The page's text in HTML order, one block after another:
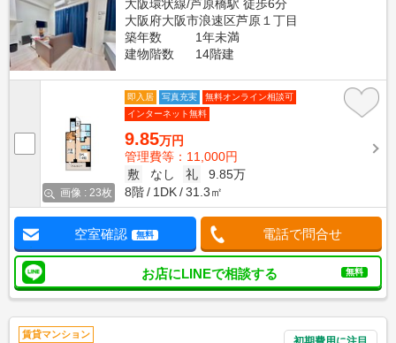
大阪環状線/芦原橋駅 徒歩6分
大阪府大阪市浪速区芦原１丁目
築年数
1年未満
建物階数
14階建
画像 : 23枚
即入居 写真充実
無料オンライン相談可
インターネット無料
9.85万円
管理費等：11,000円
敷
なし 礼
9.85万
8階
1DK 31.3㎡
空室確認 無料 電話で問合せ
お店にLINEで相談する 無料
賃貸マンション